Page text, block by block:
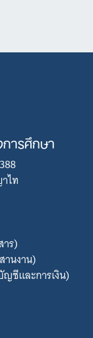
ารศึกษา
ไท
ร)
านงาน)
ชีและการเงิน)